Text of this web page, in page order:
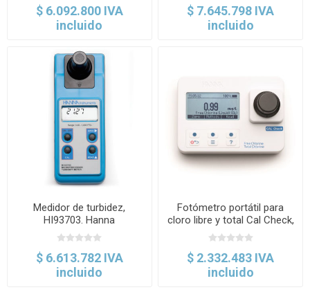
$ 6.092.800 IVA
incluido
$ 7.645.798 IVA
incluido
Medidor de turbidez,
HI93703. Hanna
$ 6.613.782 IVA
incluido
Fotómetro portátil para
cloro libre y total Cal Check,
HI 97711
$ 2.332.483 IVA
incluido